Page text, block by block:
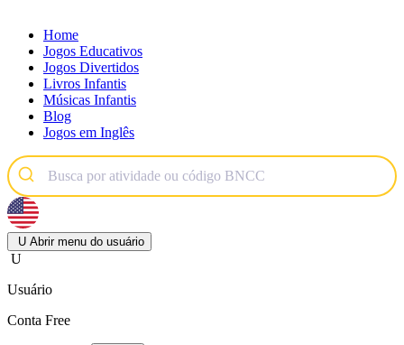
Home
Jogos Educativos
Jogos Divertidos
Livros Infantis
Músicas Infantis
Blog
Jogos em Inglês
U Abrir menu do usuário
U
Usuário
Conta Free